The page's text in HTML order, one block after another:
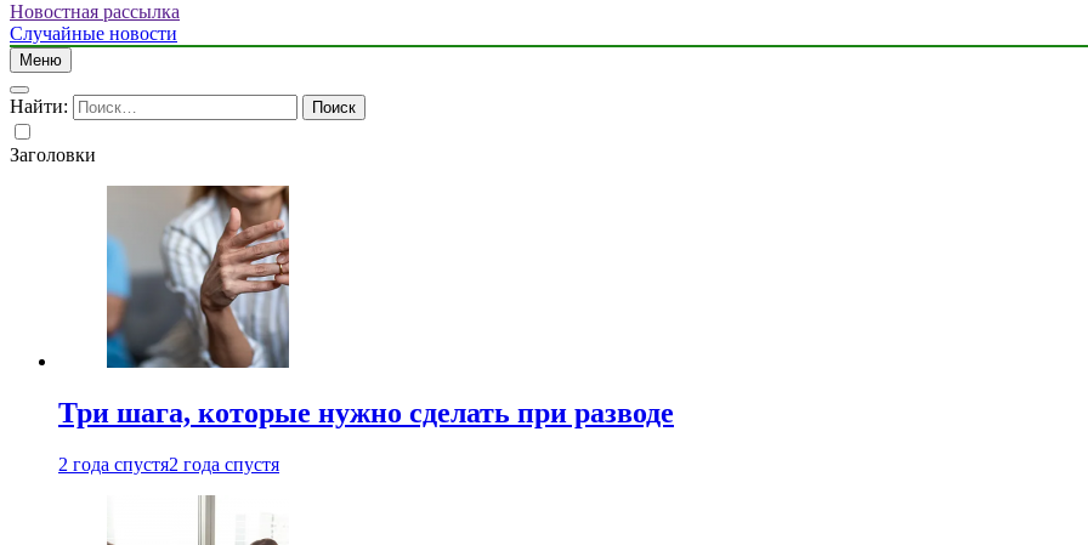
Новостная рассылка
Случайные новости
Меню
Найти:
Заголовки
Три шага, которые нужно сделать при разводе
2 года спустя2 года спустя